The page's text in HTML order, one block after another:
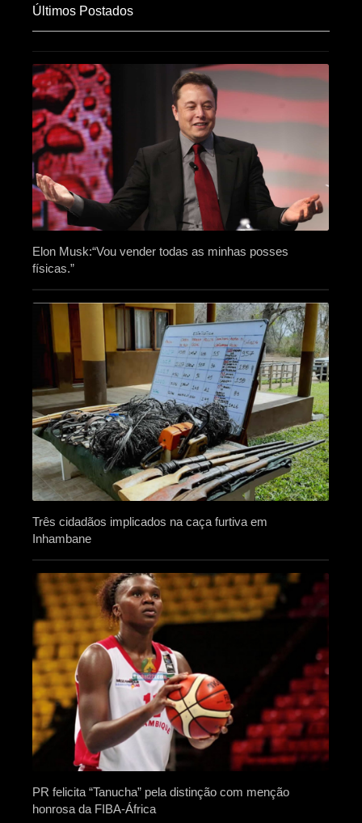
Últimos Postados
Elon Musk:“Vou vender todas as minhas posses
físicas.”
Três cidadãos implicados na caça furtiva em
Inhambane
PR felicita “Tanucha” pela distinção com menção
honrosa da FIBA-África